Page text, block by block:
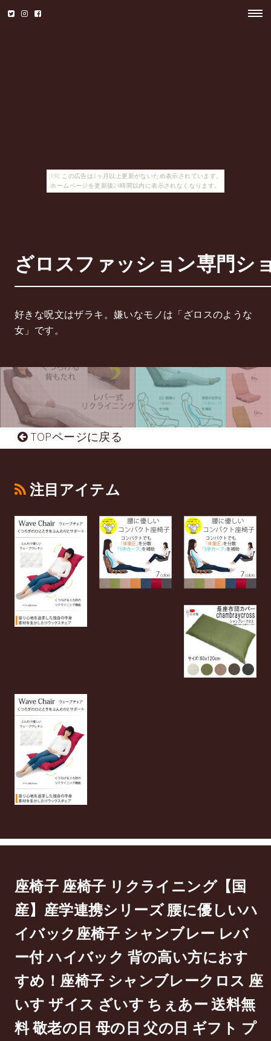
[PR] この広告は3ヶ月以上更新がないため表示されています。
ホームページを更新後24時間以内に表示されなくなります。
ざロスファッション専門シ
好きな呪文はザラキ。嫌いなモノは「ざロスのような
女」です。
TOPページに戻る
注目アイテム
座椅子 座椅子 リクライニング【国
産】産学連携シリーズ 腰に優しいハ
イバック座椅子 シャンブレー レバ
ー付 ハイバック 背の高い方におす
すめ！座椅子 シャンブレークロス 座
いす ザイス ざいす ちぇあー 送料無
料 敬老の日 母の日 父の日 ギフト プ